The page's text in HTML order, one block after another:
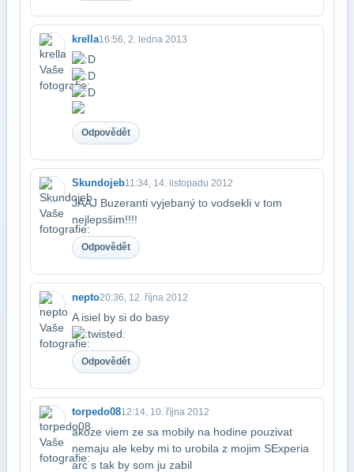
krella16:56, 2. ledna 2013
Odpovědět
Skundojeb11:34, 14. listopadu 2012
JAAJ Buzeranti vyjebaný to vodsekli v tom
nejlepsšim!!!!
Odpovědět
nepto20:36, 12. října 2012
A isiel by si do basy
Odpovědět
torpedo0812:14, 10. října 2012
akoze viem ze sa mobily na hodine pouzivat
nemaju ale keby mi to urobila z mojim SE​xperia
arc s tak by som ju zabil